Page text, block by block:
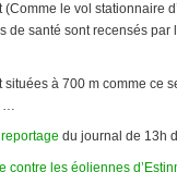
le vol stationnaire
de santé sont recensés par
à 700 m comme ce
du journal de 13h
contre les éoliennes